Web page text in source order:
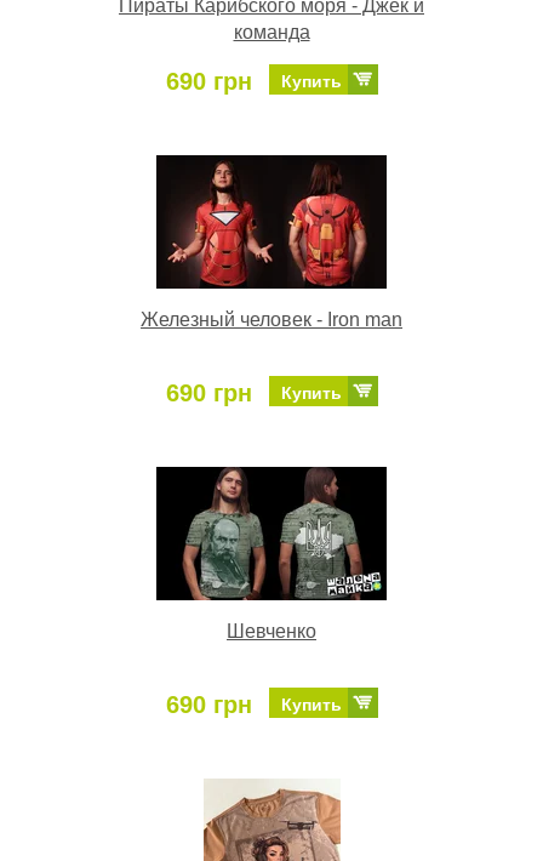
Пираты Карибского моря - Джек и
команда
690 грн Купить
Железный человек - Iron man
690 грн Купить
Шевченко
690 грн Купить